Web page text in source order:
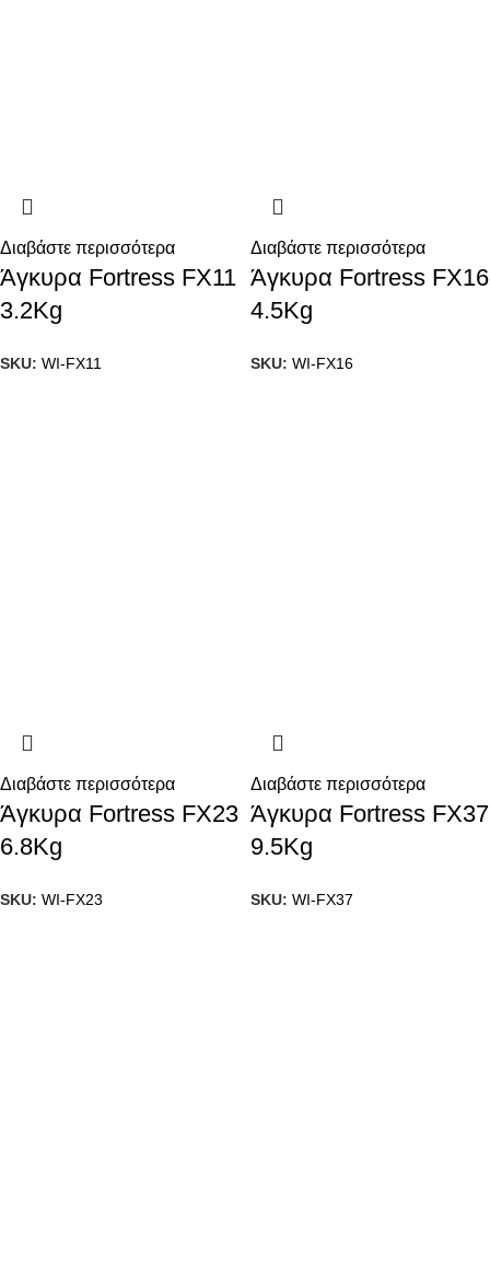
Διαβάστε περισσότερα
Άγκυρα Fortress FX11
3.2Kg
SKU: WI-FX11
Διαβάστε περισσότερα
Άγκυρα Fortress FX16
4.5Kg
SKU: WI-FX16
Διαβάστε περισσότερα
Άγκυρα Fortress FX23
6.8Kg
SKU: WI-FX23
Διαβάστε περισσότερα
Άγκυρα Fortress FX37
9.5Kg
SKU: WI-FX37